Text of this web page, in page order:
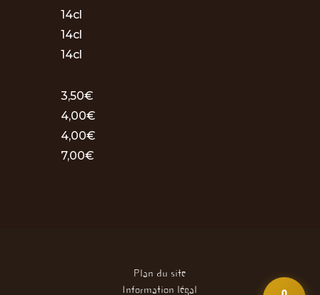
14cl
14cl
14cl
3,50€
4,00€
4,00€
7,00€
Plan du site
Information légal